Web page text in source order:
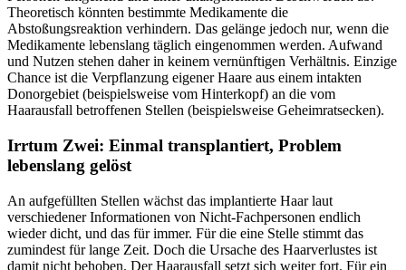
Theoretisch könnten bestimmte Medikamente die
Abstoßungsreaktion verhindern. Das gelänge jedoch nur, wenn die
Medikamente lebenslang täglich eingenommen werden. Aufwand
und Nutzen stehen daher in keinem vernünftigen Verhältnis. Einzige
Chance ist die Verpflanzung eigener Haare aus einem intakten
Donorgebiet (beispielsweise vom Hinterkopf) an die vom
Haarausfall betroffenen Stellen (beispielsweise Geheimratsecken).
Irrtum Zwei: Einmal transplantiert, Problem
lebenslang gelöst
An aufgefüllten Stellen wächst das implantierte Haar laut
verschiedener Informationen von Nicht-Fachpersonen endlich
wieder dicht, und das für immer. Für die eine Stelle stimmt das
zumindest für lange Zeit. Doch die Ursache des Haarverlustes ist
damit nicht behoben. Der Haarausfall setzt sich weiter fort. Für ein